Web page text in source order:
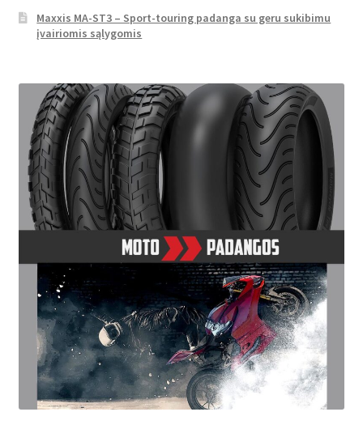
Maxxis MA-ST3 – Sport-touring padanga su geru sukibimu
įvairiomis sąlygomis